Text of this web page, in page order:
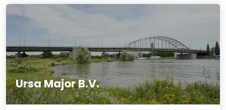
Ursa Major B.V.